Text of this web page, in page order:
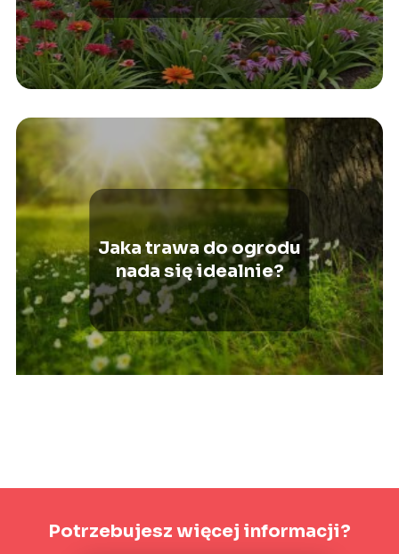
Jaka trawa do ogrodu
nada się idealnie?
Potrzebujesz więcej informacji?